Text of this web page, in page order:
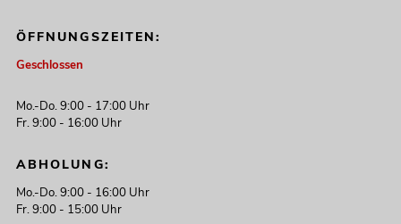
ÖFFNUNGSZEITEN:
Geschlossen
Mo.-Do. 9:00 - 17:00 Uhr
Fr. 9:00 - 16:00 Uhr
ABHOLUNG:
Mo.-Do. 9:00 - 16:00 Uhr
Fr. 9:00 - 15:00 Uhr